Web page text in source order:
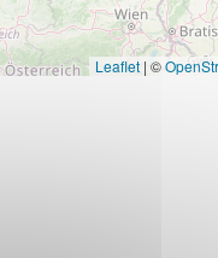
Leaflet | ©